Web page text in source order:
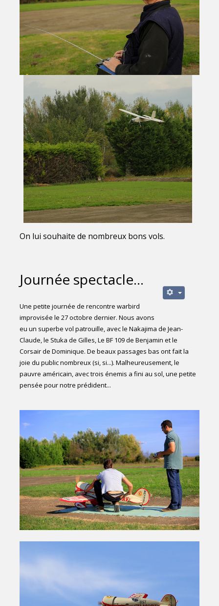
On lui souhaite de nombreux bons vols.
Journée spectacle...
Une petite journée de rencontre warbird
improvisée le 27 octobre dernier. Nous avons
eu un superbe vol patrouille, avec le Nakajima de Jean-
Claude, le Stuka de Gilles, Le BF 109 de Benjamin et le
Corsair de Dominique. De beaux passages bas ont fait la
joie du public nombreux (si, si...). Malheureusement, le
pauvre américain, avec trois énemis a fini au sol, une petite
pensée pour notre prédident...